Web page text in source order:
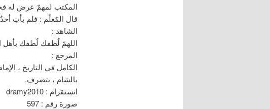
المكتب لمهمّ عرض له
قال المُعلّم : فلم يأتِ
الشاهد :
اللهمّ لُطفك لُطفك بأهل
المرجع :
بالشام ، بتصرف.
انستقرام : dramy2010
صورة رقم : 597